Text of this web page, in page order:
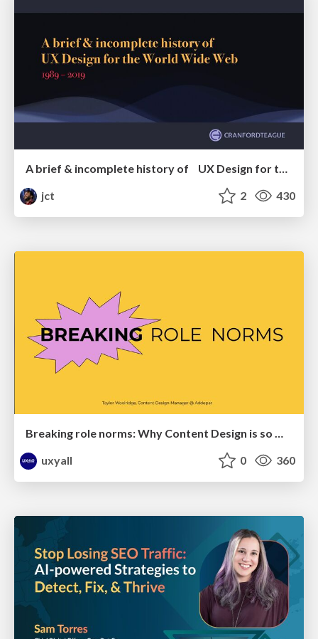
A brief & incomplete history of UX Design for the World Wide Web: 1989–2019
jct
2 430
Breaking role norms: Why Content Design is so much more than writing copy - Taylor Woolridge
uxyall
0 360